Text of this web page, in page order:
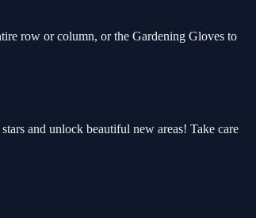
row or column, or the Gardening Gloves to
and unlock beautiful new areas! Take care